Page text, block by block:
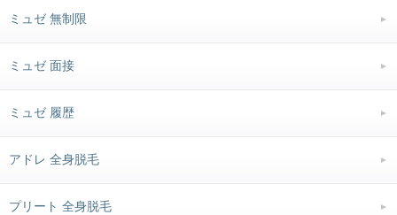
ミュゼ 無制限
ミュゼ 面接
ミュゼ 履歴
アドレ 全身脱毛
プリート 全身脱毛